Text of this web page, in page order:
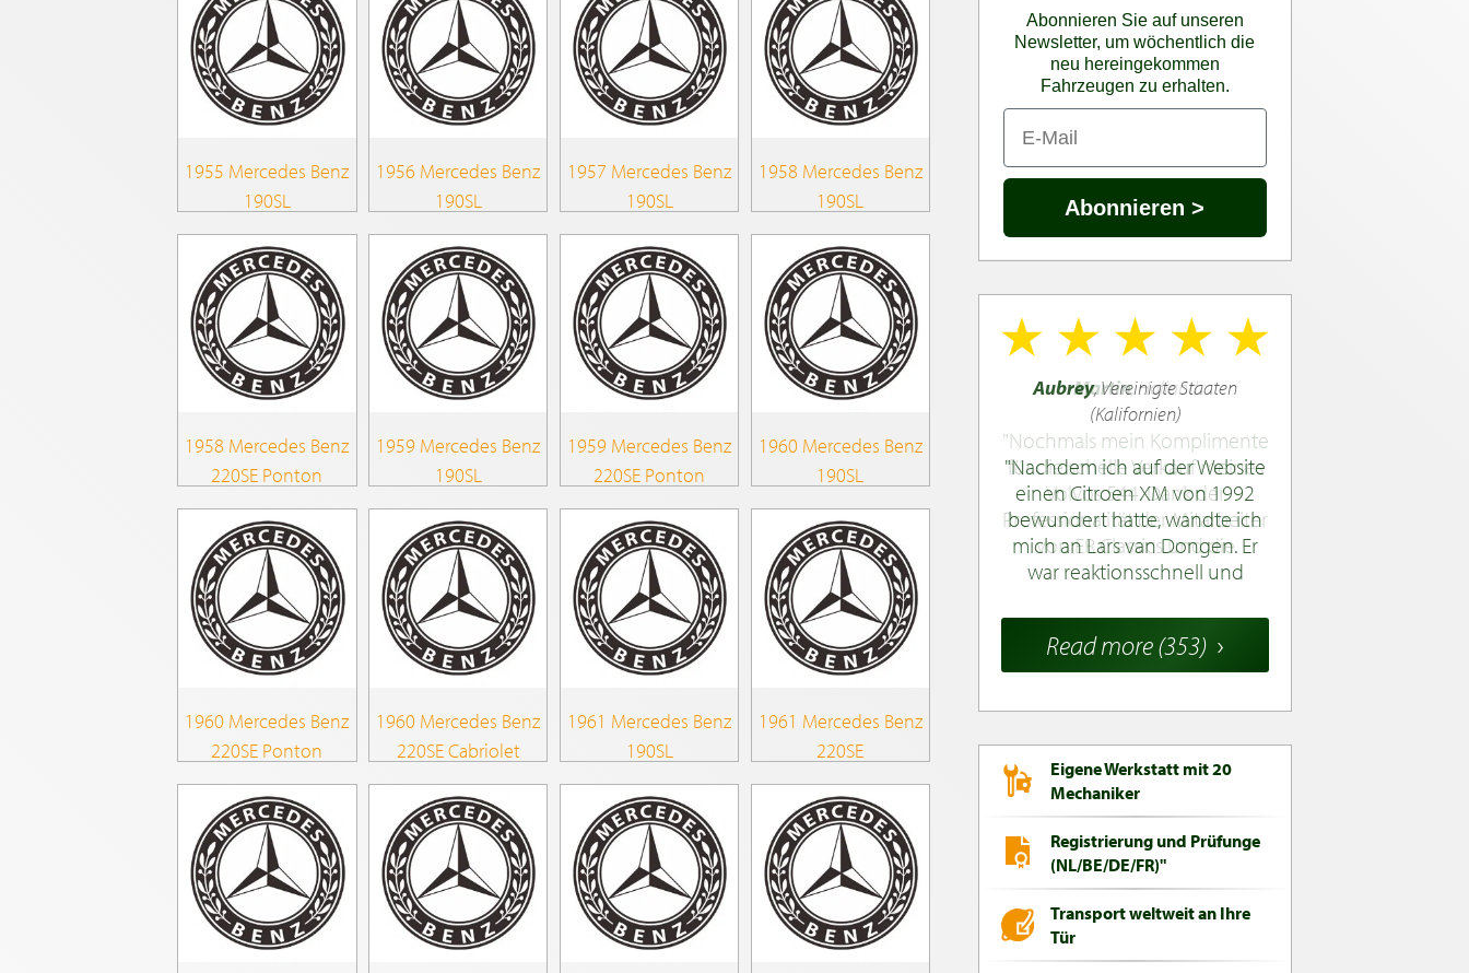
1955 Mercedes Benz
190SL
1956 Mercedes Benz
190SL
1957 Mercedes Benz
190SL
1958 Mercedes Benz
190SL
1958 Mercedes Benz
220SE Ponton
1959 Mercedes Benz
190SL
1959 Mercedes Benz
220SE Ponton
1960 Mercedes Benz
190SL
1960 Mercedes Benz
220SE Ponton
1960 Mercedes Benz
220SE Cabriolet
1961 Mercedes Benz
190SL
1961 Mercedes Benz
220SE
Abonnieren Sie auf unseren
Newsletter, um wöchentlich die
neu hereingekommen
Fahrzeugen zu erhalten.
Abonnieren >
Aubrey, Vereinigte Staaten
(Kalifornien)
Nachdem ich auf der Website
einen Citroen XM von 1992
bewundert hatte, wandte ich
mich an Lars van Dongen. Er
war reaktionsschnell und
Auto genau und detailliert. Er
traf alle Vorkehrungen für den
Versand vom Autohaus nach
nicht enttäuscht. Der Ablauf
war reibungslos und hat
meine Erwartungen
übertroffen. Ich freue mich auf
meinen nächsten Einkauf bei
ER Classics.
Read more (353)
Eigene Werkstatt mit 20
Mechaniker
Registrierung und Prüfunge
(NL/BE/DE/FR)"
Transport weltweit an Ihre
Tür